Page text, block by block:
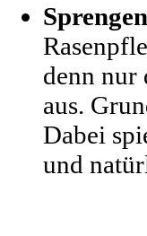
denn nur
aus.
Dabei
und